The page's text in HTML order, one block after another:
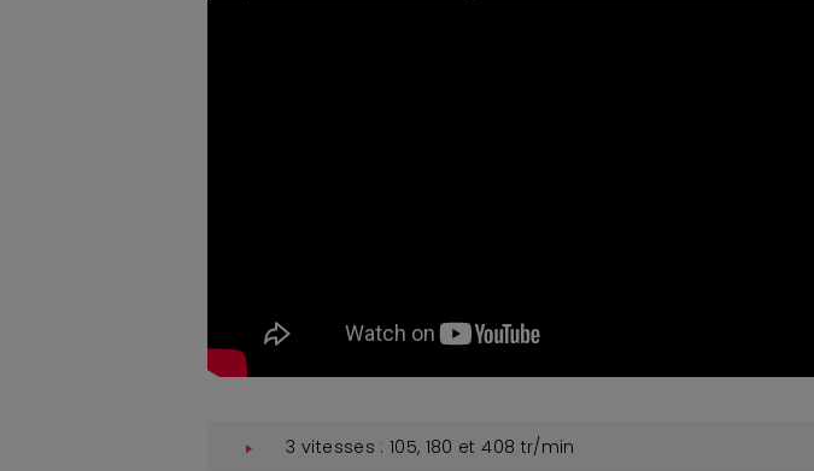
3 vitesses : 105, 180 et 408 tr/min